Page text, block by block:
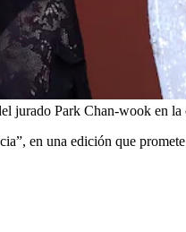
Park Chan-wook en la
en una edición que